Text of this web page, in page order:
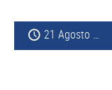
21 Agosto 2014